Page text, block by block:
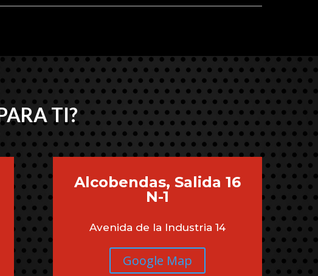
TI?
Alcobendas, Salida 16
N-1
Avenida de la Industria 14
Google Map